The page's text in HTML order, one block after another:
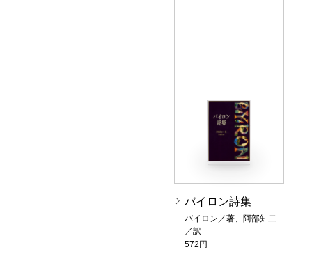
バイロン詩集
バイロン／著、阿部知二
／訳
572円